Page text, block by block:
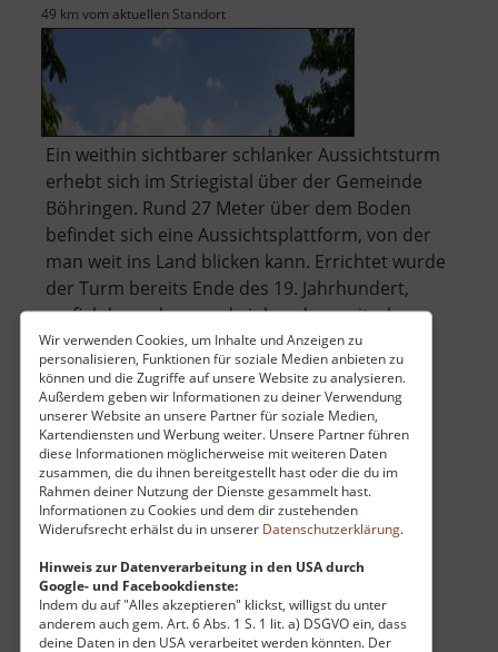
Wir verwenden Cookies, um Inhalte und Anzeigen zu
personalisieren, Funktionen für soziale Medien anbieten zu
können und die Zugriffe auf unsere Website zu analysieren.
Außerdem geben wir Informationen zu deiner Verwendung
unserer Website an unsere Partner für soziale Medien,
Kartendiensten und Werbung weiter. Unsere Partner führen
diese Informationen möglicherweise mit weiteren Daten
zusammen, die du ihnen bereitgestellt hast oder die du im
Rahmen deiner Nutzung der Dienste gesammelt hast.
Informationen zu Cookies und dem dir zustehenden
Widerufsrecht erhälst du in unserer Datenschutzerklärung.
Hinweis zur Datenverarbeitung in den USA durch
Google- und Facebookdienste:
Indem du auf "Alles akzeptieren" klickst, willigst du unter
anderem auch gem. Art. 6 Abs. 1 S. 1 lit. a) DSGVO ein, dass
deine Daten in den USA verarbeitet werden könnten. Der
49 km vom aktuellen Standort
Ein weithin sichtbarer schlanker Aussichtsturm
erhebt sich im Striegistal über der Gemeinde
Böhringen. Rund 27 Meter über dem Boden
befindet sich eine Aussichtsplattform, von der
man weit ins Land blicken kann. Errichtet wurde
der Turm bereits Ende des 19. Jahrhundert,
verfiel dann aber rund einhund.. »weiterlesenüber
Spielplatz Hannersdorf
Dětské hřiště Jindřišská / Böhmisches Erzgebirge
aktuell vom 05.05.2024 / Zugriffe: 1760
32 km vom aktuellen Standort
Nicht weit vom Dorfplatz entfernt im kleinen